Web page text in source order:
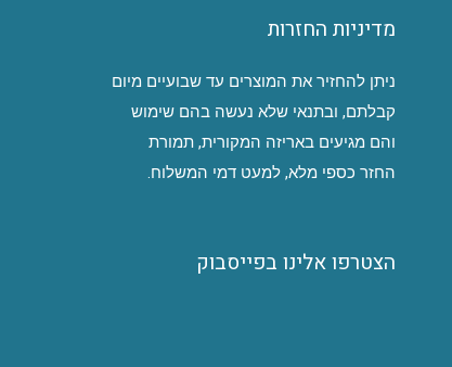
מדיניות החזרות
ניתן להחזיר את המוצרים עד שבועיים מיום
קבלתם, ובתנאי שלא נעשה בהם שימוש
והם מגיעים באריזה המקורית, תמורת
החזר כספי מלא, למעט דמי המשלוח.
הצטרפו אלינו בפייסבוק